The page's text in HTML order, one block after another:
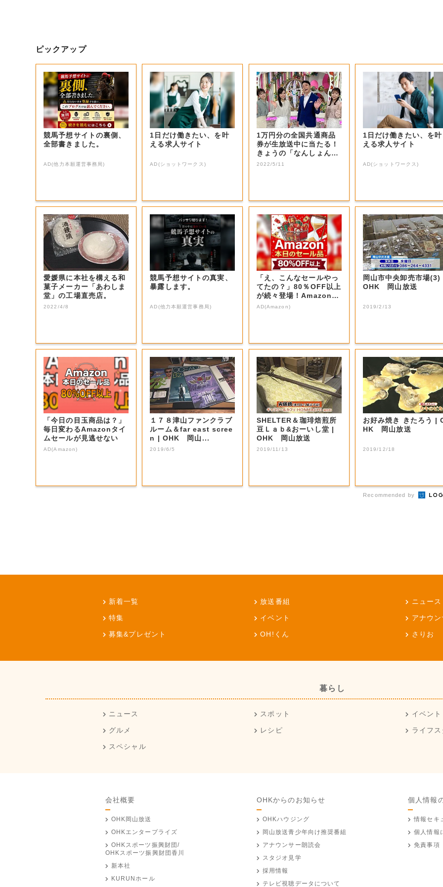
ピックアップ
競馬予想サイトの裏側、
全部書きました。
AD(他力本願運営事務局)
1日だけ働きたい、を叶
える求人サイト
AD(ショットワークス)
1万円分の全国共通商品
券が生放送中に当たる！
きょうの「なんしょん？
生電話クイズ」...
2022/5/11
1日だけ働きたい、を叶
える求人サイト
AD(ショットワークス)
愛媛県に本社を構える和
菓子メーカー「あわしま
堂」の工場直売店。
2022/4/8
競馬予想サイトの真実、
暴露します。
AD(他力本願運営事務局)
「え、こんなセールやっ
てたの？」80％OFF以上
が続々登場！Amazonの
本気が...
AD(Amazon)
岡山市中央卸売市場(3)
OHK 岡山放送
2019/2/13
「今日の目玉商品は？」
毎日変わるAmazonタイ
ムセールが見逃せない
AD(Amazon)
１７８津山ファンクラブ
ルーム＆far east scree
n | OHK 岡山...
2019/6/5
SHELTER＆珈琲焙煎所
豆Ｌａｂ&おーいし堂 |
OHK 岡山放送
2019/11/13
お好み焼き きたろう | O
HK 岡山放送
2019/12/18
Recommended by
新着一覧 放送番組 ニュース
特集 イベント アナウ
募集&プレゼント OH!くん さりお
暮らし
ニュース スポット イベント
グルメ レシピ ライフ
スペシャル
会社概要
OHK岡山放送
OHKエンタープライズ
OHKスポーツ振興財団/
OHKスポーツ振興財団香川
新本社
KURUNホール
OHKからのお知らせ
OHKハウジング
岡山放送青少年向け推奨番組
アナウンサー朗読会
スタジオ見学
採用情報
テレビ視聴データについて
個人情報
情報セキ
個人情報
免責事項